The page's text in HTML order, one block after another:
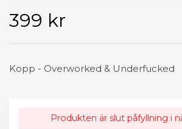
399 kr
Kopp - Overworked & Underfucked
Produkten är slut påfyllning i